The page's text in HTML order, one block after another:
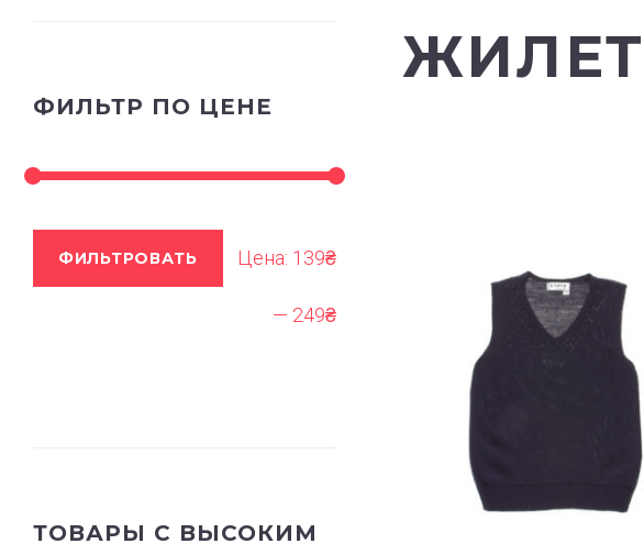
ФИЛЬТР ПО ЦЕНЕ
ФИЛЬТРОВАТЬ Цена: 139₴
— 249₴
ТОВАРЫ С ВЫСОКИМ